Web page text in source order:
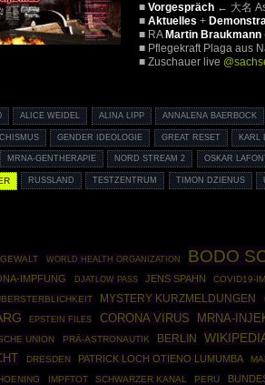
■ Vorgespräch← 大名
■ Aktuelles +
■ RA Martin Braukmann
■ Pflegekraft Plaga aus
■ Zuschauer live
ALICE WEIDEL ALINA LIPP ANNALENA BAERBOCK
GENDER IDEOLOGIE GREAT RESET KARL
MRNA-GENTHERAPIE NORD STREAM 2 OSKAR
RUSSLAND TESTZENTRUM TIMON DZIENUS
WORLD HEALTH ORGANIZATION BODO
IMPFUNG DJATLOW PASS JENS SPAHN COVID19-
MYSTERY KURZMELDUNGEN
EPSTEIN FILES CORONA VIRUS MRNA-
UNION PRÄ-ASTRONAUTIK BERLIN
DRESDEN PATRICK LOCH OTIENO LUMUMBA
IMPFTOT SCHWARZER KANAL PERU